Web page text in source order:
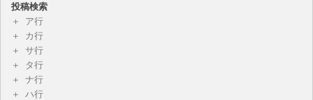
投稿検索
ア行
カ行
サ行
タ行
ナ行
ハ行